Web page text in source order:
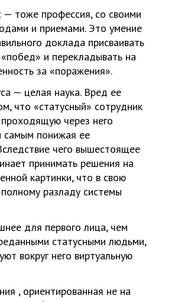
— тоже профессия, со своими
и приемами. Это умение
доклада присваивать
и перекладывать на
за «поражения».
— целая наука. Вред ее
что «статусный» сотрудник
через него
понижая ее
чего вышестоящее
принимать решения на
картинки, что в свою
разладу системы
для первого лица, чем
статусными людьми,
вокруг него виртуальную
, ориентированная не на